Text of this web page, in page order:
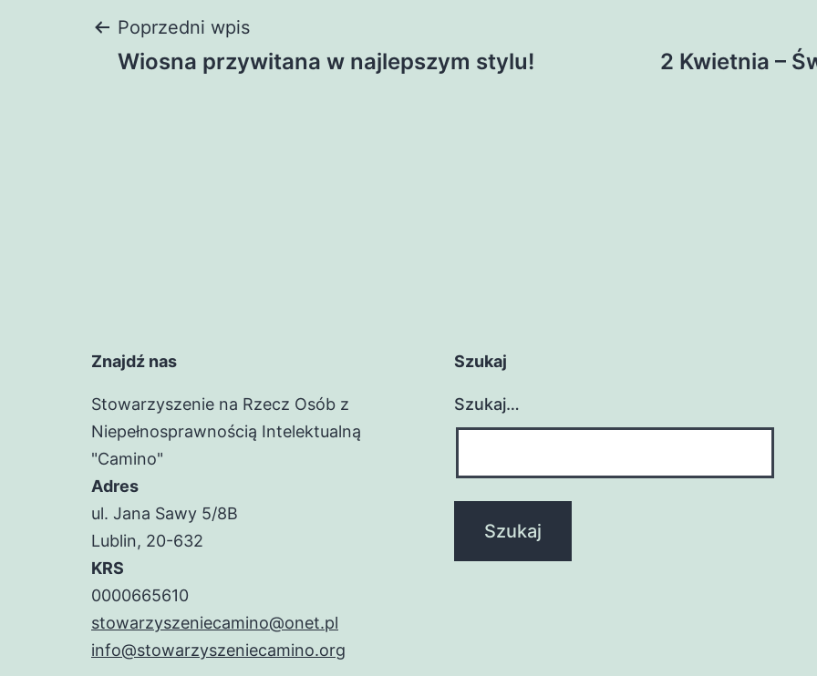
Nawigacja
Poprzedni wpis
Wiosna przywitana w najlepszym stylu! 2 Kwietnia –
Znajdź nas
Stowarzyszenie na Rzecz Osób z
Niepełnosprawnością Intelektualną
"Camino"
Adres
ul. Jana Sawy 5/8B
Lublin, 20-632
KRS
0000665610
stowarzyszeniecamino@onet.pl
info@stowarzyszeniecamino.org
Szukaj
Szukaj…